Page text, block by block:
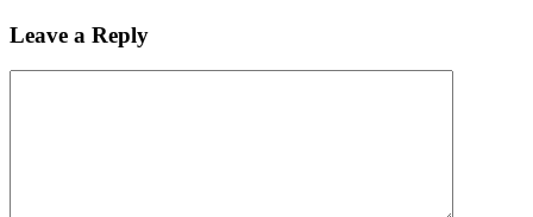
Leave a Reply